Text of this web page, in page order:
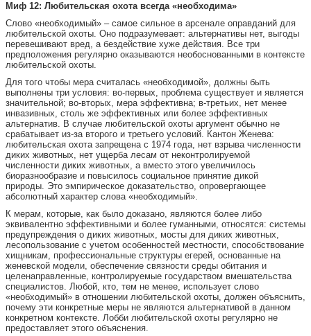
Миф 12: Любительская охота всегда «необходима»
Слово «необходимый» – самое сильное в арсенале оправданий для
любительской охоты. Оно подразумевает: альтернативы нет, выгоды
перевешивают вред, а бездействие хуже действия. Все три
предположения регулярно оказываются необоснованными в контексте
любительской охоты.
Для того чтобы мера считалась «необходимой», должны быть
выполнены три условия: во-первых, проблема существует и является
значительной; во-вторых, мера эффективна; в-третьих, нет менее
инвазивных, столь же эффективных или более эффективных
альтернатив. В случае любительской охоты аргумент обычно не
срабатывает из-за второго и третьего условий. Кантон Женева:
любительская охота запрещена с 1974 года, нет взрыва численности
диких животных, нет ущерба лесам от неконтролируемой
численности диких животных, а вместо этого увеличилось
биоразнообразие и повысилось социальное принятие дикой
природы. Это эмпирическое доказательство, опровергающее
абсолютный характер слова «необходимый».
К мерам, которые, как было доказано, являются более либо
эквивалентно эффективными и более гуманными, относятся: системы
предупреждения о диких животных, мосты для диких животных,
лесопользование с учетом особенностей местности, способствование
хищникам, профессиональные структуры егерей, основанные на
женевской модели, обеспечение связности среды обитания и
целенаправленные, контролируемые государством вмешательства
специалистов. Любой, кто, тем не менее, использует слово
«необходимый» в отношении любительской охоты, должен объяснить,
почему эти конкретные меры не являются альтернативой в данном
конкретном контексте. Лобби любительской охоты регулярно не
предоставляет этого объяснения.